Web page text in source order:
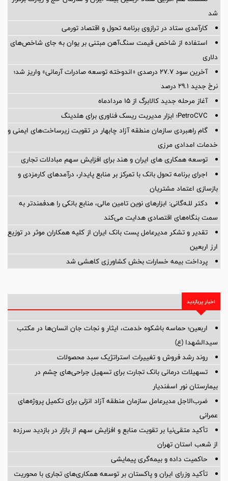
شد
کارآمدی ستاد در ترازوی برنامه تحول و اقتصاد تورمی
استفاده از شاخص قیمت سنگ‌آهن مبتنی بر یوان به جای شاخص‌های
دلاری
آخرین سود ۲۷.۷ درصدی «اندوخته توسعه صادرات آرمانی» واریز شد؛
نرخ جدید ۲۹.۱ درصد
آغاز مرحله جدید کالابرگ از ۱۵ مردادماه
PetroCVC؛ ابزار مدیریت ریسک فناوری برای هلدینگ
گام راهبردی سازمان منطقه آزاد چابهار در تقویت زیرساخت‌های ایمنی و
خدمات امدادی مرزی
توسعه همکاری های ایران و هند برای افزایش سهم مبادلات تجاری
اجرای برنامه تحول بانک با تمرکز بر منابع پایدار، درآمدهای کارمزدی و
بازسازی اعتماد مشتریان
دکتر للـه‌گانی: ابزارهای نوین تامین مالی، منابع بانکی را هدفمندتر به
سمت بنگاه‌های اقتصادی هدایت می‌کند
تقدیر و تشکر مدیرعامل پست بانک ایران از کلیه همکاران موثر در توزیع
ارز اربعین
پرداخت بیمه خسارات بخش کشاورزی کاهشی شد
اخبار پربازدید
اربعین؛ حماسه باشکوه خدمت، ایثار و نجات جان انسان‌ها در مکتب
سیدالشهدا (ع)
روند رشد فروش و تغییرات استراتژیک سبد محصولات
تسهیلات درمانی بانک تجارت برای تسهیل جراحی‌های چشم در
بیمارستان نور اسفندیار
ضرب‌الاجل مدیرعامل سازمان منطقه آزاد انزلی برای تكمیل پروژه‌های
عمرانی
تأکید متقی‌نیا بر تقویت منابع و افزایش سهم از بازار در بازدید سرزده
از شعب استان تهران
حاکمیت داده و بیمه‌گری پیمایشی
تأکید وزرای ایران و پاکستان بر توسعه همکاری‌های تجاری با محوریت